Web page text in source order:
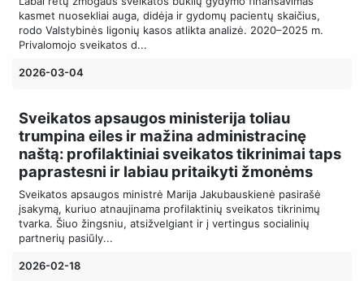
kasmet nuosekliai auga, didėja ir gydomų pacientų skaičius,
rodo Valstybinės ligonių kasos atlikta analizė. 2020–2025 m.
Privalomojo sveikatos d...
2026-03-04
Sveikatos apsaugos ministerija toliau
trumpina eiles ir mažina administracinę
naštą: profilaktiniai sveikatos tikrinimai taps
paprastesni ir labiau pritaikyti žmonėms
Sveikatos apsaugos ministrė Marija Jakubauskienė pasirašė
įsakymą, kuriuo atnaujinama profilaktinių sveikatos tikrinimų
tvarka. Šiuo žingsniu, atsižvelgiant ir į vertingus socialinių
partnerių pasiūly...
2026-02-18